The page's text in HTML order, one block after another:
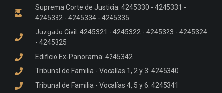
Suprema Corte de Justicia: 4245330 - 4245331 -
4245332 - 4245334 - 4245335
Juzgado Civil: 4245321 - 4245322 - 4245323 - 4245324
- 4245325
Edificio Ex-Panorama: 4245342
Tribunal de Familia - Vocalías 1, 2 y 3: 4245340
Tribunal de Familia - Vocalías 4, 5 y 6: 4245341